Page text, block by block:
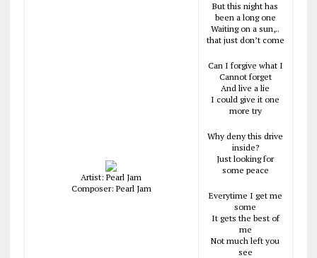
Artist: Pearl Jam
Composer: Pearl Jam
But this night has
been a long one
Waiting on a sun,..
that just don’t come
Can I forgive what I
Cannot forget
And live a lie
I could give it one
more try
Why deny this drive
inside?
Just looking for
some peace
Everytime I get me
some
It gets the best of
me
Not much left you
see